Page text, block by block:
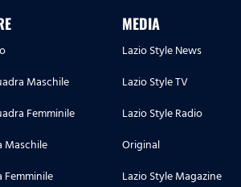
Maschile
Femminile
Maschile
Femminile
MEDIA
Lazio Style News
Lazio Style TV
Lazio Style Radio
Original
Lazio Style Magazine